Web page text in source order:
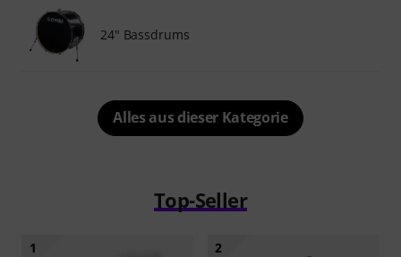
24" Bassdrums
Alles aus dieser Kategorie
Top-Seller
1 2